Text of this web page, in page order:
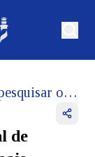
Saiba como pesquisar o local de votação nas eleições municipais
de